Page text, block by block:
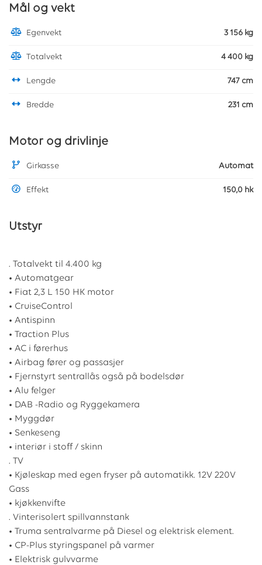
Mål og vekt
Egenvekt 3 156 kg
Totalvekt 4 400 kg
Lengde 747 cm
Bredde 231 cm
Motor og drivlinje
Girkasse Automat
Effekt 150,0 hk
Utstyr
. Totalvekt til 4.400 kg
• Automatgear
• Fiat 2,3 L 150 HK motor
• CruiseControl
• Antispinn
• Traction Plus
• AC i førerhus
• Airbag fører og passasjer
• Fjernstyrt sentrallås også på bodelsdør
• Alu felger
• DAB -Radio og Ryggekamera
• Myggdør
• Senkeseng
• interiør i stoff / skinn
. TV
• Kjøleskap med egen fryser på automatikk. 12V 220V
Gass
• kjøkkenvifte
. Vinterisolert spillvannstank
• Truma sentralvarme på Diesel og elektrisk element.
• CP-Plus styringspanel på varmer
• Elektrisk gulvvarme